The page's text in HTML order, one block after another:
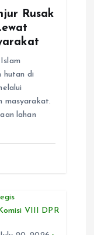
Rusak
hutan di
masyarakat.
lahan